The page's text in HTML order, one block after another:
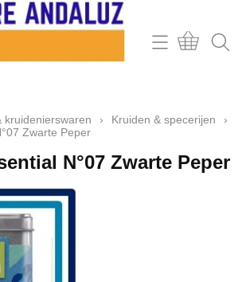
kruidenierswaren › Kruiden & specerijen
›
Zwarte Peper
N°07 Zwarte Peper